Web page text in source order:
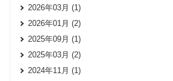
2026年03月 (1)
2026年01月 (2)
2025年09月 (1)
2025年03月 (2)
2024年11月 (1)